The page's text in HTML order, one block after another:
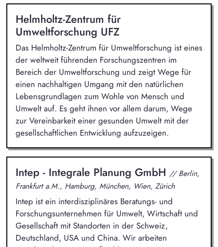
Helmholtz-Zentrum für
Umweltforschung UFZ
Das Helmholtz-Zentrum für Umweltforschung ist eines
der weltweit führenden Forschungszentren im
Bereich der Umweltforschung und zeigt Wege für
einen nachhaltigen Umgang mit den natürlichen
Lebensgrundlagen zum Wohle von Mensch und
Umwelt auf. Es geht ihnen vor allem darum, Wege
zur Vereinbarkeit einer gesunden Umwelt mit der
gesellschaftlichen Entwicklung aufzuzeigen.
Intep - Integrale Planung GmbH // Berlin,
Frankfurt a.M., Hamburg, München, Wien, Zürich
Intep ist ein interdisziplinäres Beratungs- und
Forschungsunternehmen für Umwelt, Wirtschaft und
Gesellschaft mit Standorten in der Schweiz,
Deutschland, USA und China. Wir arbeiten